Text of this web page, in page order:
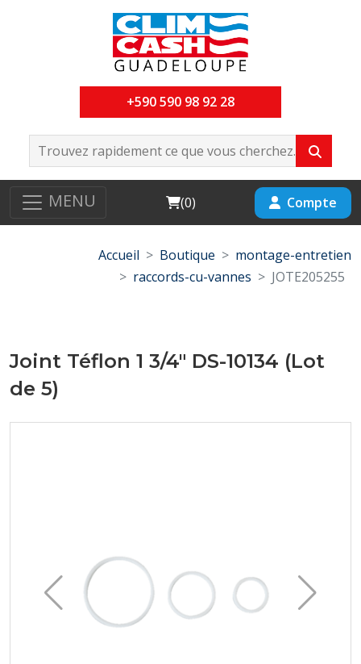
+590 590 98 92 28
MENU Cart
(0) Compte
Accueil Boutique
montage-entretien
raccords-cu-vannes
JOTE205255
Joint Téflon 1 3/4" DS-10134 (Lot
de 5)